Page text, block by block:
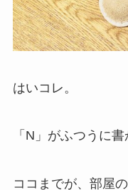
はいコレ。
「N」がふつうに
ココまでが、部屋